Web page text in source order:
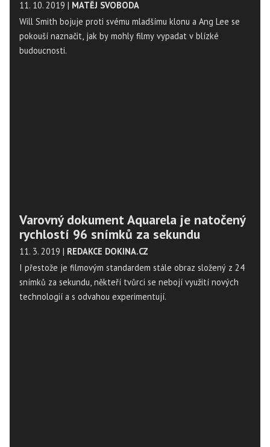
11. 10. 2019 | MATĚJ SVOBODA
Will Smith bojuje proti svému mladšímu klonu a Ang Lee se
pokouší naznačit, jak by mohly filmy vypadat v blízké
budoucnosti.
Varovný dokument Aquarela je natočený
rychlostí 96 snímků za sekundu
11. 3. 2019 | REDAKCE DOKINA.CZ
I přestože je filmovým standardem stále obraz složený z 24
snímků za sekundu, někteří tvůrci se nebojí využití nových
technologií a s odvahou experimentují.